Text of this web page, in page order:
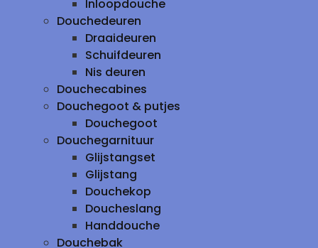
Inloopdouche
Douchedeuren
Draaideuren
Schuifdeuren
Nis deuren
Douchecabines
Douchegoot & putjes
Douchegoot
Douchegarnituur
Glijstangset
Glijstang
Douchekop
Doucheslang
Handdouche
Douchebak